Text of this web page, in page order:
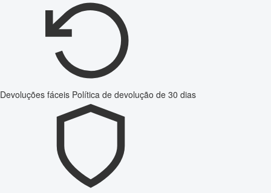
Devoluções fáceis Política de devolução de 30 dias